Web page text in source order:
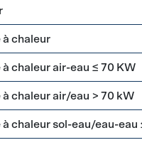
à chaleur
à chaleur air-eau ≤ 70 KW
à chaleur air/eau > 70 kW
à chaleur sol-eau/eau-eau